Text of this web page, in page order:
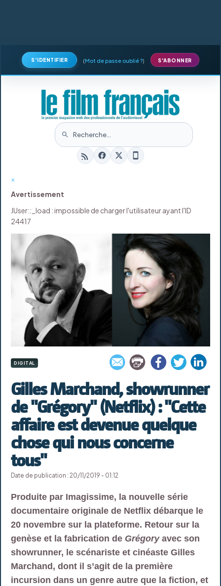
S'IDENTIFIER (Mot de passe oublié ?) S'ABONNER
×
Avertissement
JUser::_load : impossible de charger l'utilisateur ayant l'ID
24417
DIGITAL
Gilles Marchand, showrunner
de "Grégory" (Netflix) : "Cette
affaire est devenue quelque
chose qui nous concerne
tous"
Date de publication : 20/11/2019 - 01:12
Produite par Imagissime, la nouvelle série
documentaire originale de Netflix débarque le
20 novembre sur la plateforme. Retour sur la
genèse et la fabrication de Grégoryavec son
showrunner, le scénariste et cinéaste Gilles
Marchand, dont il s’agit de la première
incursion dans un genre autre que la fiction, et